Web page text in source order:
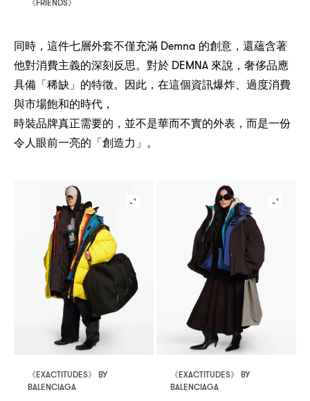
《FRIENDS》
同時 ， 這件七層外套不僅充滿 Demna 的創意 ， 還蘊含著
他對消費主義的深刻反思。對於 DEMNA 來說 ， 奢侈品應
具備「稀缺」的特徵。因此 ， 在這個資訊爆炸、過度消費
與市場飽和的時代 ，
時裝品牌真正需要的 ， 並不是華而不實的外表 ， 而是一份
令人眼前一亮的「創造力」。
《EXACTITUDES》
BY
BALENCIAGA
《EXACTITUDES》
BY
BALENCIAGA